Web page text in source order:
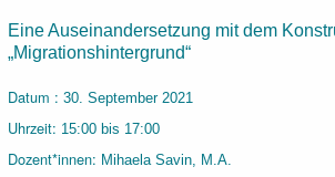
Eine Auseinandersetzung mit dem
„Migrationshintergrund“
Datum : 30. September 2021
Uhrzeit: 15:00 bis 17:00
Dozent*innen: Mihaela Savin, M.A.